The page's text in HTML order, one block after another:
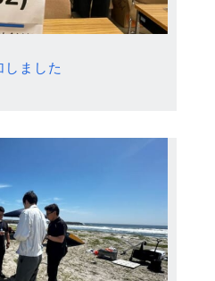
ました